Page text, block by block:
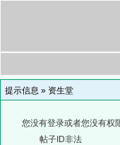
提示信息 » 资生堂
您没有登录或者您没有权
帖子ID非法